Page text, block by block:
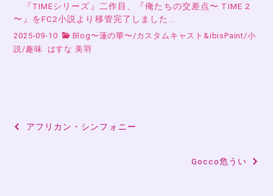
『TIMEシリーズ』二作目、『俺たちの交差点〜 TIME 2
〜』をFC2小説より移管完了しました…
2025-09-10 Blog〜蓮の華〜/カスタムキャスト&ibisPaint/小
説/趣味 はすな 美羽
投
アフリカン・シンフォニー
Gocco危うい